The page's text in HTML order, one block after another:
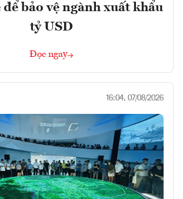
để bảo vệ ngành xuất khẩu
tỷ USD
Đọc ngay
16:04, 07/08/2026